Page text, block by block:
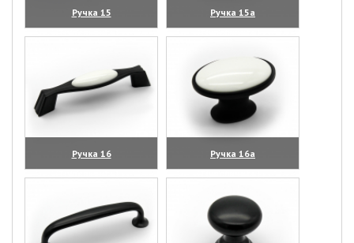
Ручка 15
(увеличить)
Ручка 15а
(увеличить)
Ручка 16
(увеличить)
Ручка 16а
(увеличить)